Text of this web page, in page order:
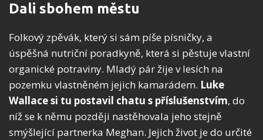
Dali sbohem městu
Folkový zpěvák, který si sám píše písničky, a
úspěšná nutriční poradkyně, která si pěstuje vlastní
organické potraviny. Mladý pár žije v lesích na
pozemku vlastněném jejich kamarádem. Luke
Wallace si tu postavil chatu s příslušenstvím, do
níž se k němu později nastěhovala jeho stejně
smýšlející partnerka Meghan. Jejich život je do určité